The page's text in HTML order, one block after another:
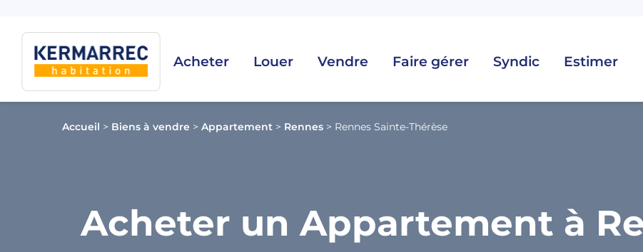
Acheter Louer Vendre Faire gérer Syndic Estimer
Accueil > Biens à vendre > Appartement > Rennes > Rennes Sainte-Thérèse
Acheter un Appartement à